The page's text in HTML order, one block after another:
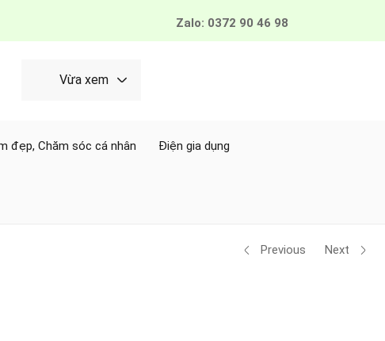
Zalo: 0372 90 46 98
Vừa xem
đẹp, Chăm sóc cá nhân Điện gia dụng
Previous Next